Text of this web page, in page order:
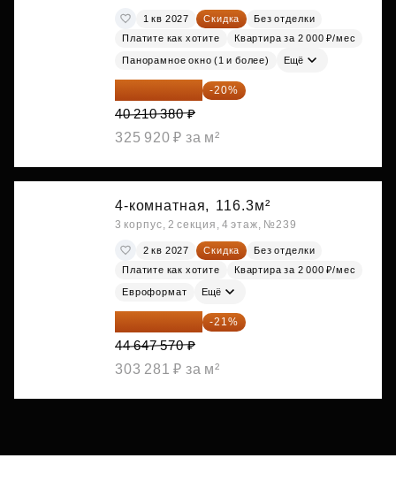
1 кв 2027 Скидка
Без отделки
Платите как хотите
Квартира за 2 000 ₽/мес
Панорамное окно (1 и более) Ещё
32 168 304 ₽ -20%
40 210 380 ₽
325 920 ₽ за м²
4-комнатная, 116.3м²
3 корпус, 2 секция, 4 этаж, №239
2 кв 2027 Скидка
Без отделки
Платите как хотите
Квартира за 2 000 ₽/мес
Евроформат Ещё
35 271 580 ₽ -21%
44 647 570 ₽
303 281 ₽ за м²